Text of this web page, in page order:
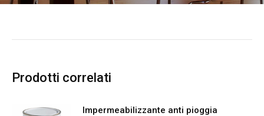
Prodotti correlati
Impermeabilizzante anti pioggia